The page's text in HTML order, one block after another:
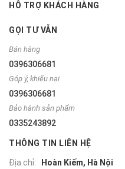
HỖ TRỢ KHÁCH HÀNG
GỌI TƯ VẪN
Bán hàng
0396306681
Góp ý, khiếu nại
0396306681
Bảo hành sản phẩm
0335243892
THÔNG TIN LIÊN HỆ
Địa chỉ: Hoàn Kiếm, Hà Nội